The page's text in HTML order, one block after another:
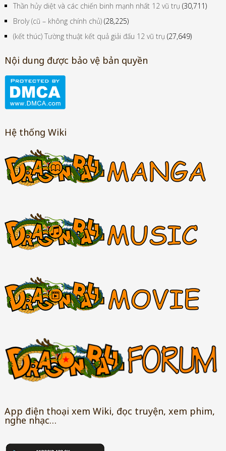
Thần hủy diệt và các chiến binh mạnh nhất 12 vũ trụ (30,711)
Broly (cũ – không chính chủ) (28,225)
(kết thúc) Tường thuật kết quả giải đấu 12 vũ trụ (27,649)
Nội dung được bảo vệ bản quyền
Hệ thống Wiki
App điện thoại xem Wiki, đọc truyện, xem phim,
nghe nhạc…